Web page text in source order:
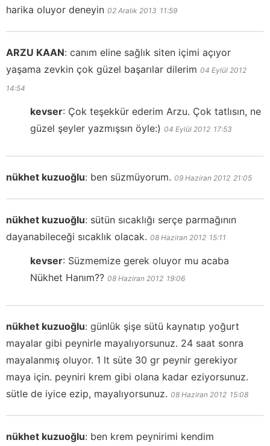
harika oluyor deneyin 02 Aralık 2013 11:59
ARZU KAAN: canım eline sağlık siten içimi açıyor
yaşama zevkin çok güzel başarılar dilerim 04 Eylül 2012
14:54
kevser: Çok teşekkür ederim Arzu. Çok tatlısın, ne
güzel şeyler yazmışsın öyle:) 04 Eylül 2012 17:53
nükhet kuzuoğlu: ben süzmüyorum. 09 Haziran 2012 21:05
nükhet kuzuoğlu: sütün sıcaklığı serçe parmağının
dayanabileceği sıcaklık olacak. 08 Haziran 2012 15:11
kevser: Süzmemize gerek oluyor mu acaba
Nükhet Hanım?? 08 Haziran 2012 19:06
nükhet kuzuoğlu: günlük şişe sütü kaynatıp yoğurt
mayalar gibi peynirle mayalıyorsunuz. 24 saat sonra
mayalanmış oluyor. 1 lt süte 30 gr peynir gerekiyor
maya için. peyniri krem gibi olana kadar eziyorsunuz.
sütle de iyice ezip, mayalıyorsunuz. 08 Haziran 2012 15:08
nükhet kuzuoğlu: ben krem peynirimi kendim